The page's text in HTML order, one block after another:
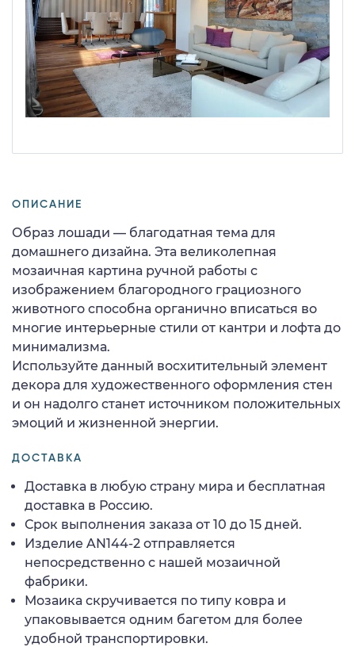
ОПИСАНИЕ
Образ лошади — благодатная тема для
домашнего дизайна. Эта великолепная
мозаичная картина ручной работы с
изображением благородного грациозного
животного способна органично вписаться во
многие интерьерные стили от кантри и лофта до
минимализма.
Используйте данный восхитительный элемент
декора для художественного оформления стен
и он надолго станет источником положительных
эмоций и жизненной энергии.
ДОСТАВКА
Доставка в любую страну мира и бесплатная
доставка в Россию.
Срок выполнения заказа от 10 до 15 дней.
Изделие AN144-2 отправляется
непосредственно с нашей мозаичной
фабрики.
Мозаика скручивается по типу ковра и
упаковывается одним багетом для более
удобной транспортировки.